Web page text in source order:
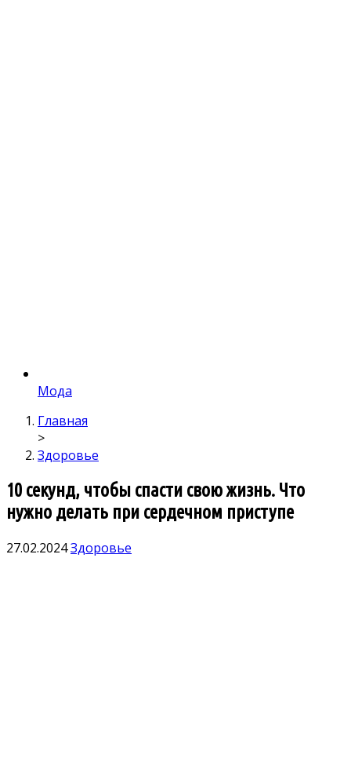
Мода
Главная
>
Здоровье
10 секунд, чтобы спасти свою жизнь. Что
нужно делать при сердечном приступе
27.02.2024Здоровье